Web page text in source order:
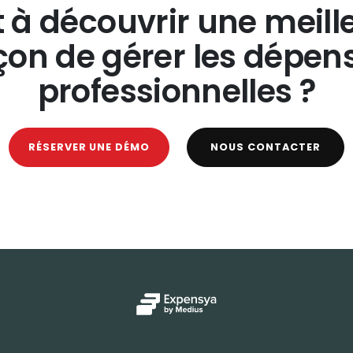
à découvrir une
de gérer les
professionnelles ?
RÉSERVER UNE DÉMO NOUS CONTACTER